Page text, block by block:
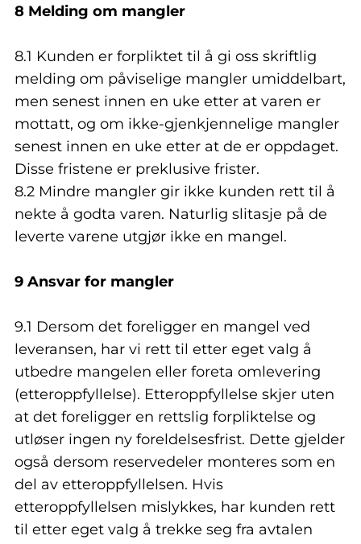
8 Melding om mangler
8.1 Kunden er forpliktet til å gi oss skriftlig
melding om påviselige mangler umiddelbart,
men senest innen en uke etter at varen er
mottatt, og om ikke-gjenkjennelige mangler
senest innen en uke etter at de er oppdaget.
Disse fristene er preklusive frister.
8.2 Mindre mangler gir ikke kunden rett til å
nekte å godta varen. Naturlig slitasje på de
leverte varene utgjør ikke en mangel.
9 Ansvar for mangler
9.1 Dersom det foreligger en mangel ved
leveransen, har vi rett til etter eget valg å
utbedre mangelen eller foreta omlevering
(etteroppfyllelse). Etteroppfyllelse skjer uten
at det foreligger en rettslig forpliktelse og
utløser ingen ny foreldelsesfrist. Dette gjelder
også dersom reservedeler monteres som en
del av etteroppfyllelsen. Hvis
etteroppfyllelsen mislykkes, har kunden rett
til etter eget valg å trekke seg fra avtalen